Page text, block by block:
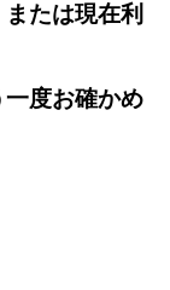
たは現在利
度お確かめ